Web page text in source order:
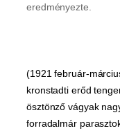
eredményezte.
(1921 február-
kronstadti erőd
ösztönző vágyak
forradalmár